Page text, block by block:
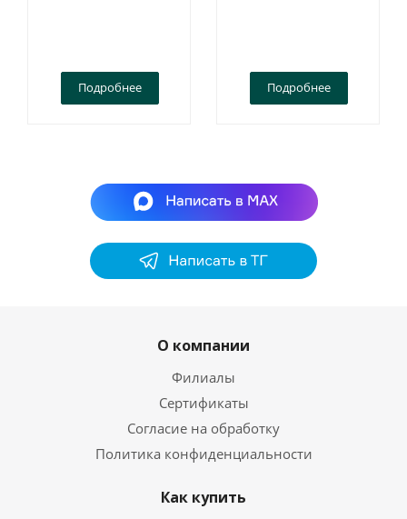
Подробнее Подробнее
О компании
Филиалы
Сертификаты
Согласие на обработку
Политика конфиденциальности
Как купить